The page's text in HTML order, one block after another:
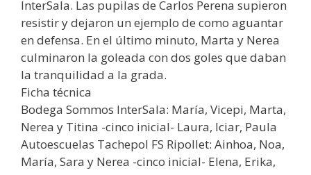
InterSala. Las pupilas de Carlos Perena supieron
resistir y dejaron un ejemplo de como aguantar
en defensa. En el último minuto, Marta y Nerea
culminaron la goleada con dos goles que daban
la tranquilidad a la grada.
Ficha técnica
Bodega Sommos InterSala: María, Vicepi, Marta,
Nerea y Titina -cinco inicial- Laura, Iciar, Paula
Autoescuelas Tachepol FS Ripollet: Ainhoa, Noa,
María, Sara y Nerea -cinco inicial- Elena, Erika,